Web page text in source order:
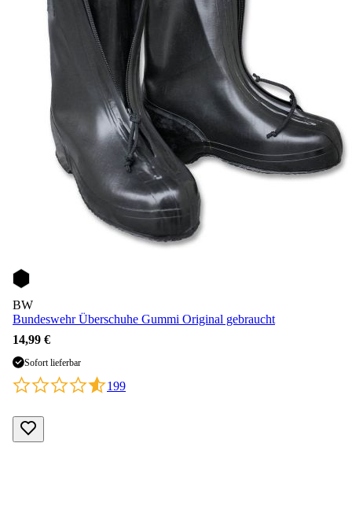
BW
Bundeswehr Überschuhe Gummi Original gebraucht
14,99 €
Sofort lieferbar
199